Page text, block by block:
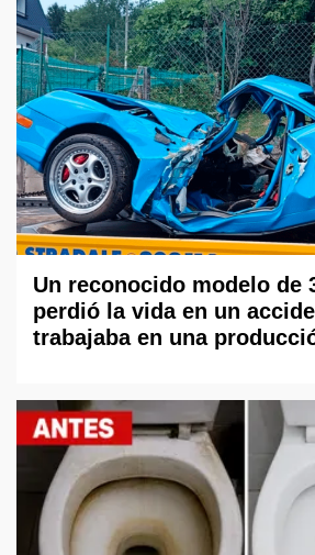
Un reconocido modelo de
perdió la vida en un
trabajaba en una